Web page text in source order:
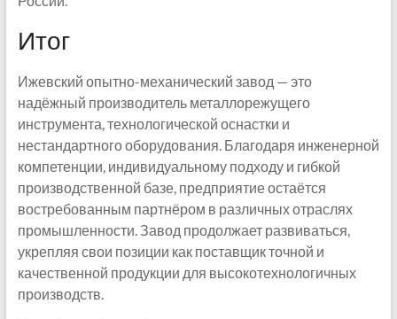
Итог
Ижевский опытно-механический завод — это
надёжный производитель металлорежущего
инструмента, технологической оснастки и
нестандартного оборудования. Благодаря инженерной
компетенции, индивидуальному подходу и гибкой
производственной базе, предприятие остаётся
востребованным партнёром в различных отраслях
промышленности. Завод продолжает развиваться,
укрепляя свои позиции как поставщик точной и
качественной продукции для высокотехнологичных
производств.